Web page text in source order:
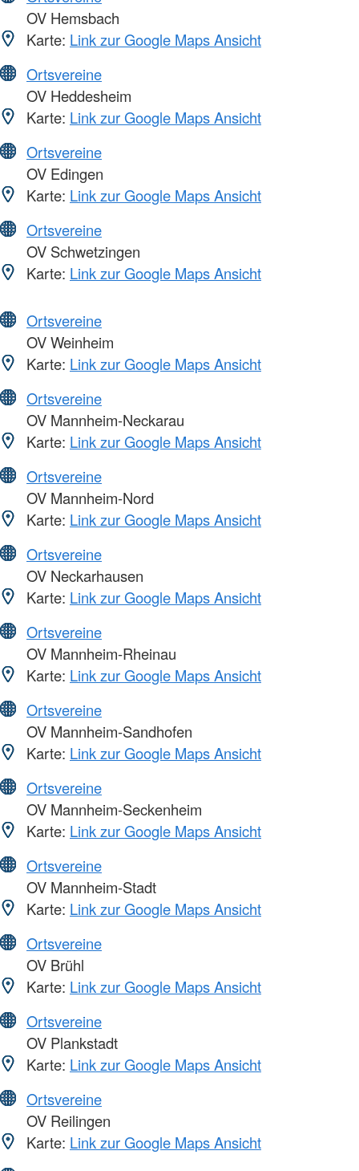
OV Hemsbach
Karte: Link zur Google Maps Ansicht
Ortsvereine
OV Heddesheim
Karte: Link zur Google Maps Ansicht
Ortsvereine
OV Edingen
Karte: Link zur Google Maps Ansicht
Ortsvereine
OV Schwetzingen
Karte: Link zur Google Maps Ansicht
Ortsvereine
OV Weinheim
Karte: Link zur Google Maps Ansicht
Ortsvereine
OV Mannheim-Neckarau
Karte: Link zur Google Maps Ansicht
Ortsvereine
OV Mannheim-Nord
Karte: Link zur Google Maps Ansicht
Ortsvereine
OV Neckarhausen
Karte: Link zur Google Maps Ansicht
Ortsvereine
OV Mannheim-Rheinau
Karte: Link zur Google Maps Ansicht
Ortsvereine
OV Mannheim-Sandhofen
Karte: Link zur Google Maps Ansicht
Ortsvereine
OV Mannheim-Seckenheim
Karte: Link zur Google Maps Ansicht
Ortsvereine
OV Mannheim-Stadt
Karte: Link zur Google Maps Ansicht
Ortsvereine
OV Brühl
Karte: Link zur Google Maps Ansicht
Ortsvereine
OV Plankstadt
Karte: Link zur Google Maps Ansicht
Ortsvereine
OV Reilingen
Karte: Link zur Google Maps Ansicht